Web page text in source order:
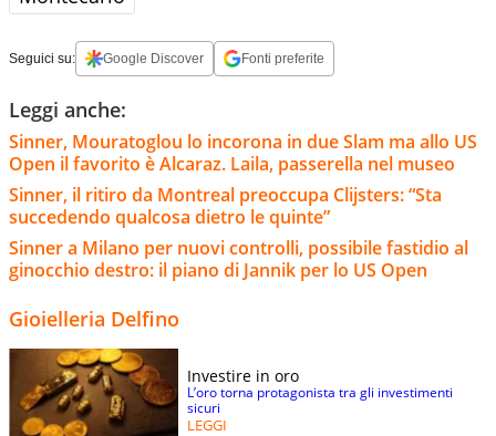
Seguici su: Google Discover Fonti preferite
Leggi anche:
Sinner, Mouratoglou lo incorona in due Slam ma allo US
Open il favorito è Alcaraz. Laila, passerella nel museo
Sinner, il ritiro da Montreal preoccupa Clijsters: “Sta
succedendo qualcosa dietro le quinte”
Sinner a Milano per nuovi controlli, possibile fastidio al
ginocchio destro: il piano di Jannik per lo US Open
Gioielleria Delfino
Investire in oro
L’oro torna protagonista tra gli investimenti
sicuri
LEGGI